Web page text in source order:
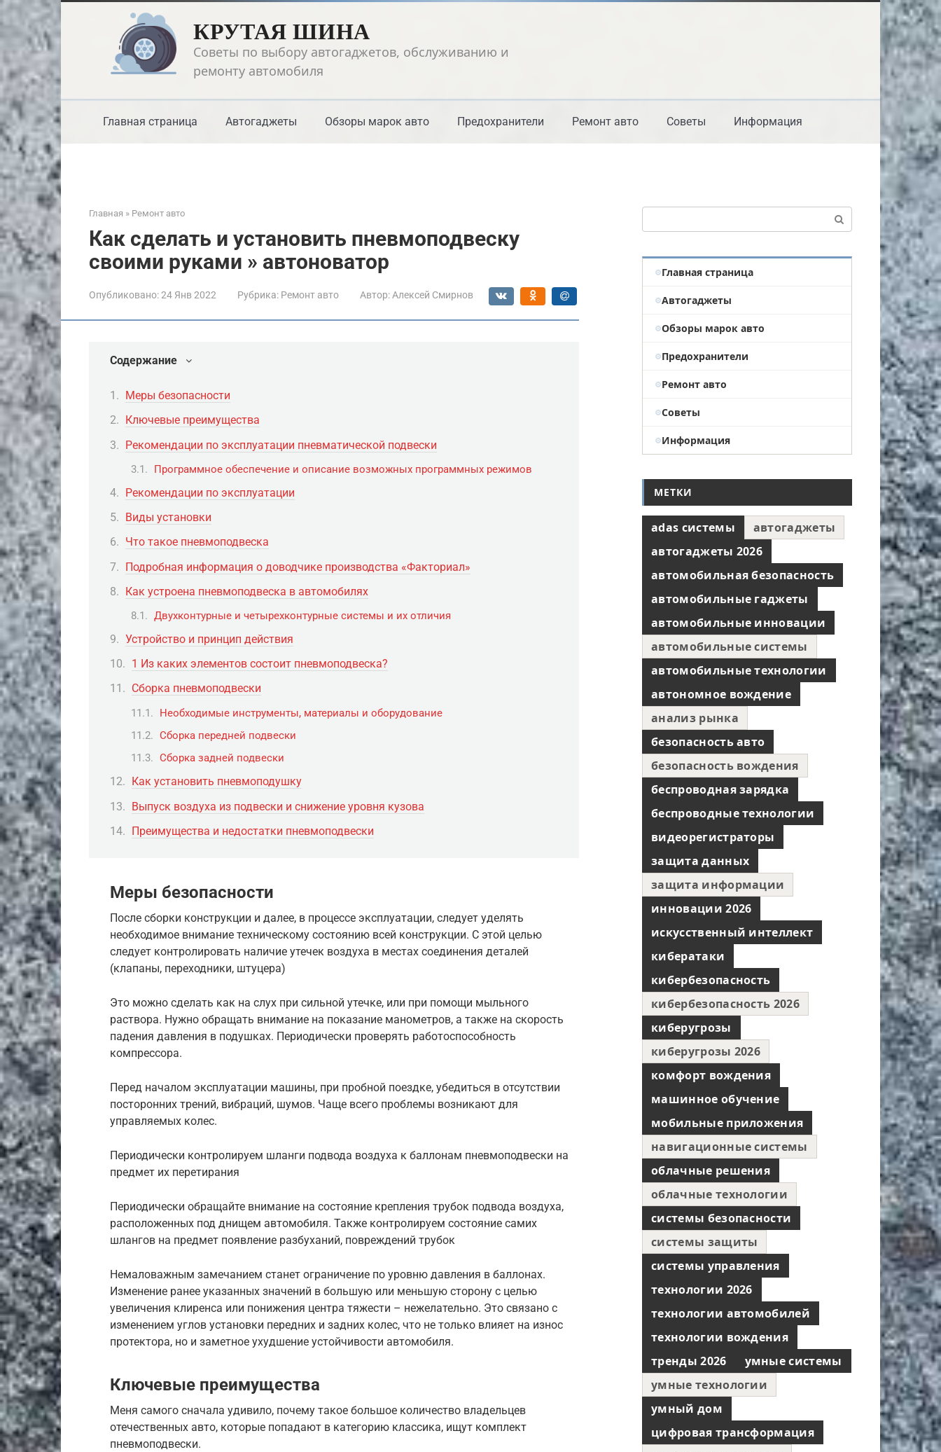
Перейти
к
контенту
КРУТАЯ ШИНА
Советы по выбору автогаджетов, обслуживанию и
ремонту автомобиля
Главная страница Автогаджеты Обзоры марок авто Предохранители Ремонт авто Советы Информация
Главная » Ремонт авто
Как сделать и установить пневмоподвеску
своими руками » автоноватор
Опубликовано:24 Янв 2022 Рубрика: Ремонт авто Автор: Алексей Смирнов
Содержание
Меры безопасности
Ключевые преимущества
Рекомендации по эксплуатации пневматической подвески
Программное обеспечение и описание возможных программных режимов
Рекомендации по эксплуатации
Виды установки
Что такое пневмоподвеска
Подробная информация о доводчике производства «Факториал»
Как устроена пневмоподвеска в автомобилях
Двухконтурные и четырехконтурные системы и их отличия
Устройство и принцип действия
1 Из каких элементов состоит пневмоподвеска?
Сборка пневмоподвески
Необходимые инструменты, материалы и оборудование
Сборка передней подвески
Сборка задней подвески
Как установить пневмоподушку
Выпуск воздуха из подвески и снижение уровня кузова
Преимущества и недостатки пневмоподвески
Меры безопасности
После сборки конструкции и далее, в процессе эксплуатации, следует уделять
необходимое внимание техническому состоянию всей конструкции. С этой целью
следует контролировать наличие утечек воздуха в местах соединения деталей
(клапаны, переходники, штуцера)
Это можно сделать как на слух при сильной утечке, или при помощи мыльного
раствора. Нужно обращать внимание на показание манометров, а также на скорость
падения давления в подушках. Периодически проверять работоспособность
компрессора.
Перед началом эксплуатации машины, при пробной поездке, убедиться в отсутствии
посторонних трений, вибраций, шумов. Чаще всего проблемы возникают для
управляемых колес.
Периодически контролируем шланги подвода воздуха к баллонам пневмоподвески на
предмет их перетирания
Периодически обращайте внимание на состояние крепления трубок подвода воздуха,
расположенных под днищем автомобиля. Также контролируем состояние самих
шлангов на предмет появление разбуханий, повреждений трубок
Немаловажным замечанием станет ограничение по уровню давления в баллонах.
Изменение ранее указанных значений в большую или меньшую сторону с целью
увеличения клиренса или понижения центра тяжести – нежелательно. Это связано с
изменением углов установки передних и задних колес, что не только влияет на износ
протектора, но и заметное ухудшение устойчивости автомобиля.
Ключевые преимущества
Меня самого сначала удивило, почему такое большое количество владельцев
отечественных авто, которые попадают в категорию классика, ищут комплект
пневмоподвески.
Главная страница
Автогаджеты
Обзоры марок авто
Предохранители
Ремонт авто
Советы
Информация
МЕТКИ
adas системы
автогаджеты
автогаджеты 2026
автомобильная безопасность
автомобильные гаджеты
автомобильные инновации
автомобильные системы
автомобильные технологии
автономное вождение
анализ рынка
безопасность авто
безопасность вождения
беспроводная зарядка
беспроводные технологии
видеорегистраторы
защита данных
защита информации
инновации 2026
искусственный интеллект
кибератаки
кибербезопасность
кибербезопасность 2026
киберугрозы
киберугрозы 2026
комфорт вождения
машинное обучение
мобильные приложения
навигационные системы
облачные решения
облачные технологии
системы безопасности
системы защиты
системы управления
технологии 2026
технологии автомобилей
технологии вождения
тренды 2026
умные системы
умные технологии
умный дом
цифровая трансформация